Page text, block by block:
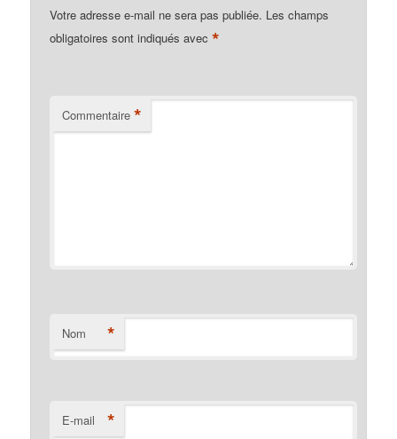
Votre adresse e-mail ne sera pas publiée. Les champs
obligatoires sont indiqués avec*
Commentaire *
Nom *
E-mail *